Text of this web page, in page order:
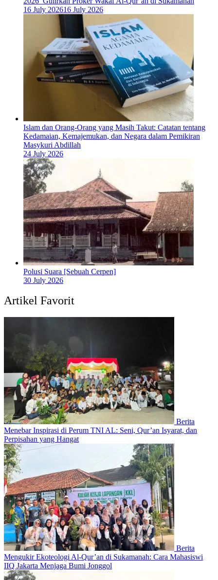
16 July 202616 July 2026
Islam dan Orang-Orang yang Masih Takut: Catatan tentang
Kedamaian, Kemajemukan, dan Negara dalam Pemikiran
Masykuri Abdillah
24 July 2026
Polusi Suara [Sebuah Cerpen]
30 July 2026
Artikel Favorit
Berita
Menebar Inspirasi di Perum TNI AL: Seni, Qur’an Isyarat, dan
Perpisahan yang Hangat
Berita
Mengukir Ekoteologi Al-Qur’an di Sukamanah: Cara Mahasiswi
IIQ Jakarta Menjaga Bumi Jonggol